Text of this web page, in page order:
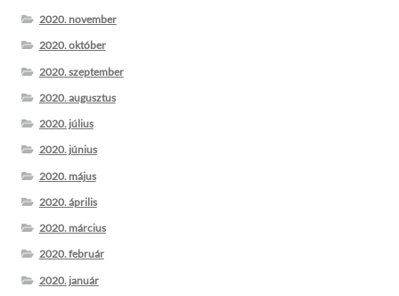
2020. november
2020. október
2020. szeptember
2020. augusztus
2020. július
2020. június
2020. május
2020. április
2020. március
2020. február
2020. január